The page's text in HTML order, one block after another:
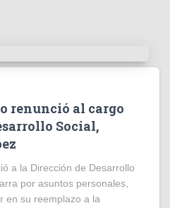
renunció al cargo
Social,
a la Dirección de Desarrollo
por asuntos personales,
en su reemplazo a la